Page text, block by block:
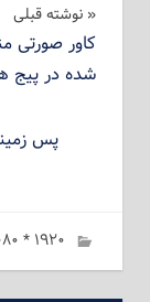
راهبری
نوشته
نوشته‌ قبلی
کاور صورتی
شده در پیج
پس
ژانویه 6, 2023
admin
۱۹۲۰ * ۱۰۸۰